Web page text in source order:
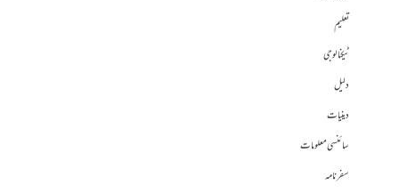
تعلیم
ٹیکنالوجی
دلیل
دینیات
سائنسی معلومات
سفرنامہ